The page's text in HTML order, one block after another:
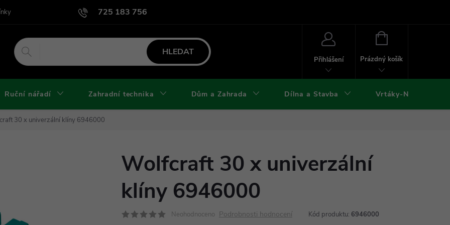
725 183 756
Podmínky užití webu Podmínky ochrany osobních údajů a cookies
HLEDAT
Přihlášení
NÁKUPNÍ
Prázdný košík
Ruční nářadí Zahradní technika Dům a Zahrada Dílna a Stavba Vrtáky-Nástroje
30 x univerzální klíny 6946000
Wolfcraft 30 x univerzální
klíny 6946000
Neohodnoceno Podrobnosti hodnocení Kód produktu: 6946000